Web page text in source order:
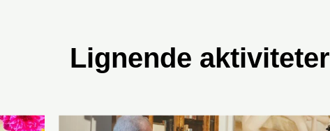
Lignende aktiviteter